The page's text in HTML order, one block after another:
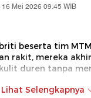
Mei 2026 09:45 WIB
beserta tim
rakit, mereka
duren tanpa
buah durian ini
Lihat Selengkapnya